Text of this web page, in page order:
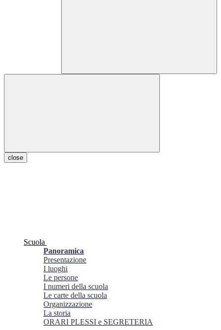
close
Scuola
Panoramica
Presentazione
I luoghi
Le persone
I numeri della scuola
Le carte della scuola
Organizzazione
La storia
ORARI PLESSI e SEGRETERIA